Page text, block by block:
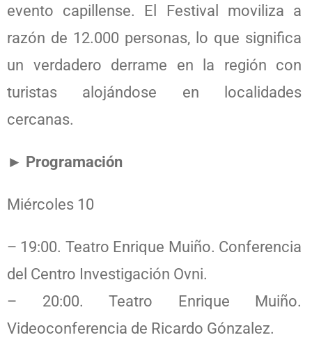
evento capillense. El Festival moviliza a
razón de 12.000 personas, lo que significa
un verdadero derrame en la región con
turistas alojándose en localidades
cercanas.
► Programación
Miércoles 10
– 19:00. Teatro Enrique Muiño. Conferencia
del Centro Investigación Ovni.
– 20:00. Teatro Enrique Muiño.
Videoconferencia de Ricardo Gónzalez.